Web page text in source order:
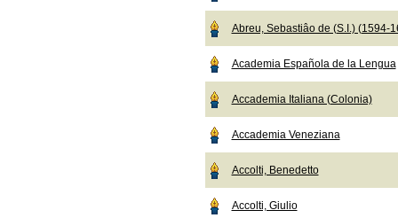
Abreu, Sebastiâo de (S.I.) (1594-
Academia Española de la Lengua
Accademia Italiana (Colonia)
Accademia Veneziana
Accolti, Benedetto
Accolti, Giulio